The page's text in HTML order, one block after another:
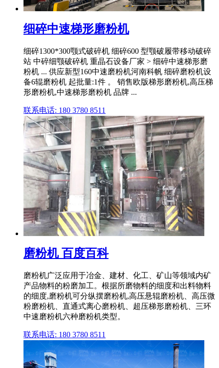
细碎中速梯形磨粉机
细碎1300*300颚式破碎机 细碎600 型颚破履带移动破碎
站 中碎细颚破碎机 重晶石设备厂家 > 细碎中速梯形磨
粉机 ... 供应新型160中速磨粉机河南科帆 细碎磨粉机设
备6辊磨粉机 起批量:1件 。 销售欧版梯形磨粉机,高压梯
形磨粉机,中速梯形磨粉机 品牌 ...
联系电话: 180 3780 8511
磨粉机 百度百科
磨粉机广泛应用于冶金、建材、化工、矿山等领域内矿
产品物料的粉磨加工。根据所磨物料的细度和出料物料
的细度,磨粉机可分纵摆磨粉机,高压悬辊磨粉机、高压微
粉磨粉机、直通式离心磨粉机、超压梯形磨粉机、三环
中速磨粉机六种磨粉机类型。
联系电话: 180 3780 8511